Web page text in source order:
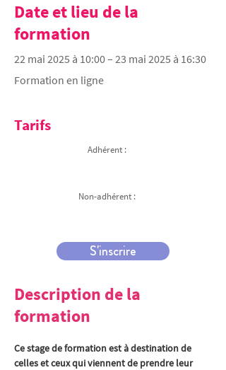
Date et lieu de la
formation
22 mai 2025 à 10:00 – 23 mai 2025 à 16:30
Formation en ligne
Tarifs
Adhérent :
Non-adhérent :
S'inscrire
Description de la
formation
Ce stage de formation est à destination de
celles et ceux qui viennent de prendre leur